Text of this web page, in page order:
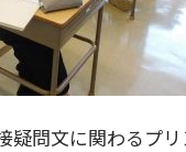
疑問文に関わるプリ